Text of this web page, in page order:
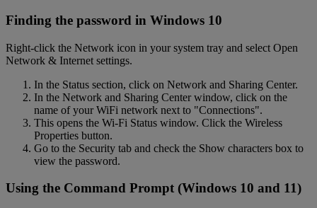
Finding the password in Windows 10
Right-click the Network icon in your system tray and select Open
Network & Internet settings.
In the Status section, click on Network and Sharing Center.
In the Network and Sharing Center window, click on the
name of your WiFi network next to "Connections".
This opens the Wi-Fi Status window. Click the Wireless
Properties button.
Go to the Security tab and check the Show characters box to
view the password.
Using the Command Prompt (Windows 10 and 11)